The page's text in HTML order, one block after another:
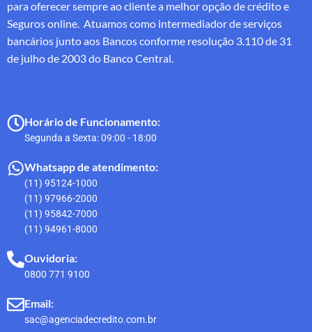
para oferecer sempre ao cliente a melhor opção de crédito e
Seguros online. Atuamos como intermediador de serviços
bancários junto aos Bancos conforme resolução 3.110 de 31
de julho de 2003 do Banco Central.
Horário de Funcionamento:
Segunda a Sexta: 09:00 - 18:00
Whatsapp de atendimento:
(11) 95124-1000
(11) 97966-2000
(11) 95842-7000
(11) 94961-8000
Ouvidoria:
0800 771 9100
Email:
sac@agenciadecredito.com.br